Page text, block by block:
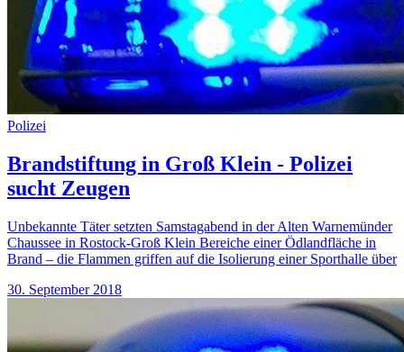
Polizei
Brandstiftung in Groß Klein - Polizei
sucht Zeugen
Unbekannte Täter setzten Samstagabend in der Alten Warnemünder
Chaussee in Rostock-Groß Klein Bereiche einer Ödlandfläche in
Brand – die Flammen griffen auf die Isolierung einer Sporthalle über
30. September 2018